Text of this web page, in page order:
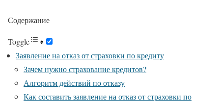
Содержание
Toggle
Заявление на отказ от страховки по кредиту
Зачем нужно страхование кредитов?
Алгоритм действий по отказу
Как составить заявление на отказ от страховки по